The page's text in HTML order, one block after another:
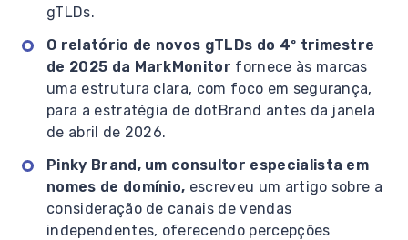
gTLDs.
O relatório de novos gTLDs do 4º trimestre
de 2025 da MarkMonitor fornece às marcas
uma estrutura clara, com foco em segurança,
para a estratégia de dotBrand antes da janela
de abril de 2026.
Pinky Brand, um consultor especialista em
nomes de domínio, escreveu um artigo sobre a
consideração de canais de vendas
independentes, oferecendo percepções